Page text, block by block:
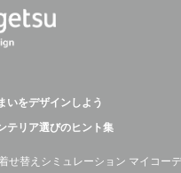
いをデザインしよう
テリア選びのヒント集
せ替えシミュレーション マイコー